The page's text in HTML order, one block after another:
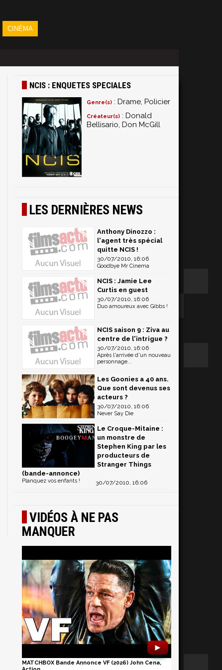
CINÉMA
NCIS : ENQUETES SPECIALES
Genre(s) : Drame, Policier
Créateur(s) : Donald
Bellisario, Don McGill
LES DERNIÈRES NEWS
Anthony Dinozzo :
l'agent très spécial
quitte NCIS !
30/07/2010, 16:06
Goodbye Mr Cinema
NCIS : Jamie Lee
Curtis en guest
30/07/2010, 16:06
Duo amoureux avec Gibbs !
NCIS saison 9 : Ziva au
centre de l'intrigue ?
30/07/2010, 16:06
Après l'arrivée d'un nouveau
personnage...
Les Goonies a 40 ans.
Que sont devenus ses
acteurs ?
30/07/2010, 16:06
Never Say Die
Le Croque-Mitaine :
un monstre de
Stephen King par les
producteurs de
Stranger Things
(bande-annonce)
30/07/2010, 16:06
Planquez vos enfants !
VIDÉOS À NE PAS
MANQUER
►
MATCHBOX Bande Annonce VF (2026) John Cena,